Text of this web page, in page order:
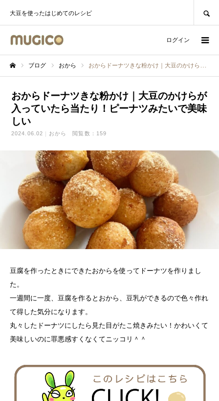
大豆を使ったはじめてのレシピ
ログイン
ブログ おから おからドーナツきな粉かけ｜大豆のかけらが入っていたら当たり！ピーナツみたいで美味しい
おからドーナツきな粉かけ｜大豆のかけらが
入っていたら当たり！ピーナツみたいで美味
しい
2024.06.02 おから 閲覧数：159
豆腐を作ったときにできたおからを使ってドーナツを作りまし
た。
一週間に一度、豆腐を作るとおから、豆乳ができるので色々作れ
て得した気分になります。
丸々したドーナツにしたら見た目がたこ焼きみたい！かわいくて
美味しいのに罪悪感すくなくてニッコリ＾＾